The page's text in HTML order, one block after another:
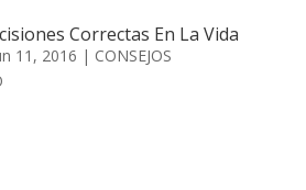
Correctas En La Vida
11, 2016 | CONSEJOS